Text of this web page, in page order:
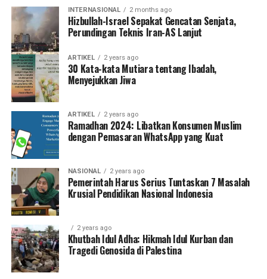
INTERNASIONAL 2 months ago
Hizbullah-Israel Sepakat Gencatan Senjata,
Perundingan Teknis Iran-AS Lanjut
ARTIKEL 2 years ago
30 Kata-kata Mutiara tentang Ibadah,
Menyejukkan Jiwa
ARTIKEL 2 years ago
Ramadhan 2024: Libatkan Konsumen Muslim
dengan Pemasaran WhatsApp yang Kuat
NASIONAL 2 years ago
Pemerintah Harus Serius Tuntaskan 7 Masalah
Krusial Pendidikan Nasional Indonesia
2 years ago
Khutbah Idul Adha: Hikmah Idul Kurban dan
Tragedi Genosida di Palestina